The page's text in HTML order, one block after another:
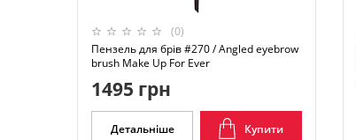
(0)
Пензель для брів #270 / Angled eyebrow
brush Make Up For Ever
1495 грн
Детальніше Купити